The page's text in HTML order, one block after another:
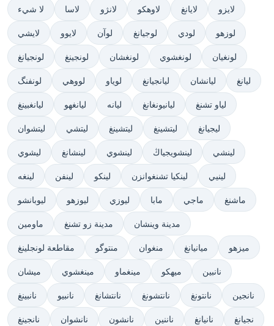
لا شيء لاسا لانژو لاوهكو لايانغ لايزو
لايشي لايوو لوآن لوجيانغ لودي لوزهو
لونجيانغ لونجينغ لونغشان لونغشوي لونغيان
لونفنگ لووهي لوياو ليانجيانغ ليانشان ليانغ
ليانغبينغ ليانغهو ليانه ليانيونغانغ لياو تشنغ
ليتشوان ليتشي ليتشينغ ليتشينغ ليجيانغ
ليشوي لينشانغ لينشوي لينشويجياڭ لينشي
لينغه لينفن لينكو لينكيا تشنغوانزن لينيي
ليوبانشو ليوزهو ليوزي مابا ماجي ماشنغ
ماومين مدينة زو تشنغ مدينة وينشان
مقاطعة لونجلينغ منتوگو منغوان ميانيانغ ميزهو
ميشان مينغشوي مينغماو ميهكو نانبين
نانبينغ نانبيو نانتشانغ نانتشونغ نانتونغ نانجين
نانجينغ نانشوان نانشون ناننين نانيانغ نجيانغ